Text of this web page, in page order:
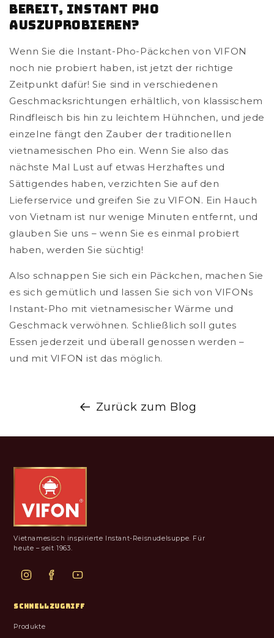
Bereit, Instant Pho
auszuprobieren?
Wenn Sie die Instant-Pho-Päckchen von VIFON
noch nie probiert haben, ist jetzt der richtige
Zeitpunkt dafür! Sie sind in verschiedenen
Geschmacksrichtungen erhältlich, von klassischem
Rindfleisch bis hin zu leichtem Hühnchen, und jede
einzelne fängt den Zauber der traditionellen
vietnamesischen Pho ein. Wenn Sie also das
nächste Mal Lust auf etwas Herzhaftes und
Sättigendes haben, verzichten Sie auf den
Lieferservice und greifen Sie zu VIFON. Ein Hauch
von Vietnam ist nur wenige Minuten entfernt, und
glauben Sie uns – wenn Sie es einmal probiert
haben, werden Sie süchtig!
Also schnappen Sie sich ein Päckchen, machen Sie
es sich gemütlich und lassen Sie sich von VIFONs
Instant-Pho mit vietnamesischer Wärme und
Geschmack verwöhnen. Schließlich soll gutes
Essen jederzeit und überall genossen werden –
und mit VIFON ist das möglich.
Zurück zum Blog
Vietnamesisch inspirierte Instant-Reisnudelsuppe. Für
heute – seit 1963.
SCHNELLZUGRIFF
Produkte